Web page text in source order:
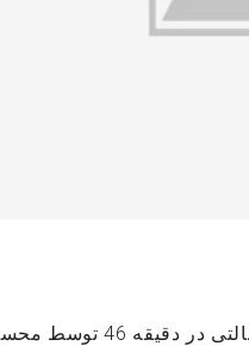
پنالتی شریفات سوخت؟